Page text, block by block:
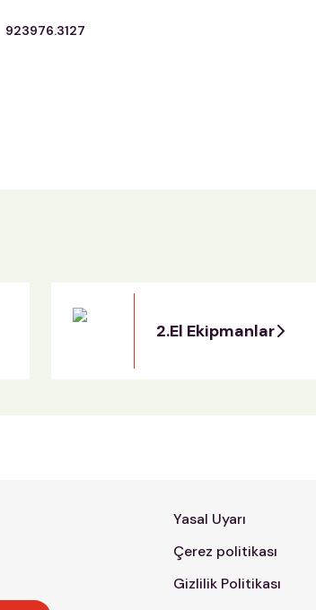
923976.3127
2.El Ekipmanlar
Yasal Uyarı
Çerez politikası
Gizlilik Politikası